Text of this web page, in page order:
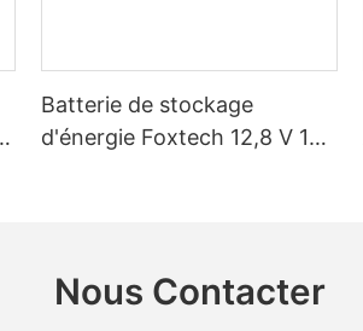
Batterie de stockage
d'énergie Foxtech 12,8 V 100
Nous Contacter